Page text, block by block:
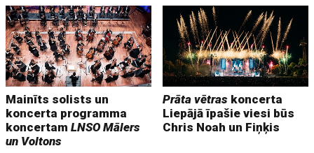
Mainīts solists un
koncerta programma
koncertamLNSO Mālers
un Voltons
Prāta vētras koncerta
Liepājā īpašie viesi būs
Chris Noah un Fiņķis